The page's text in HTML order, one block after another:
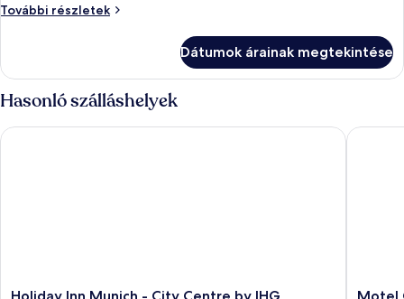
két
2
egyszemélyes
ágy
További részletek
Standard
ággyal,
2
egyszemélyes
ágy
további
Dátumok árainak megtekintése
Hasonló szálláshelyek
Holiday
Holiday Inn Munich - City Centre by IHG
Holiday Inn Munich - City Centre by IHG
Motel
Motel
Motel